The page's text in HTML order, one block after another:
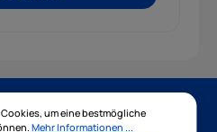
um eine bestmögliche
Mehr Informationen ...